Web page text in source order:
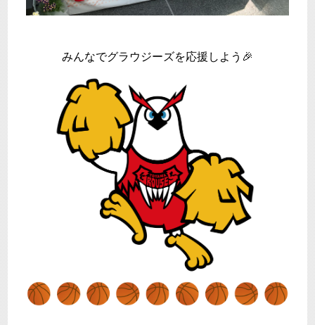
みんなでグラウジーズを応援しよう🎉